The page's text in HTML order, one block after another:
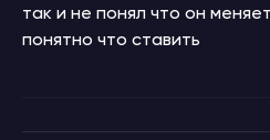
так и не понял что он
понятно что ставить